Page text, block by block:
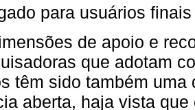
para usuários finais
de apoio e
que adotam
têm sido também
aberta, haja vista